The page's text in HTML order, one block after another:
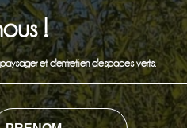
!
et d'entretien d'espaces verts.